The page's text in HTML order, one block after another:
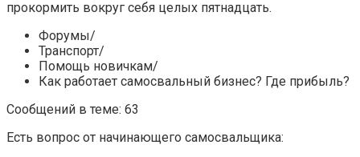
прокормить вокруг себя целых пятнадцать.
Форумы/
Транспорт/
Помощь новичкам/
Как работает самосвальный бизнес? Где прибыль?
Сообщений в теме: 63
Есть вопрос от начинающего самосвальщика: